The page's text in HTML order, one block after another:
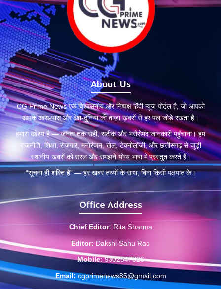
About Us
CG Prime News एक विश्वसनीय और निष्पक्ष हिंदी न्यूज़ पोर्टल है, जो आपको
आपके आस-पास और देश-दुनिया की ताज़ा ख़बरों से हर पल जोड़े रखता है।
हमारा उद्देश्य है — जनता तक सही, सटीक और भरोसेमंद जानकारी पहुँचाना। हम
राजनीति, शिक्षा, रोजगार, मनोरंजन, खेल, टेक्नोलॉजी, और छत्तीसगढ़ से जुड़ी
स्थानीय खबरों को सरल और समझने योग्य भाषा में प्रस्तुत करते हैं।
“सूचना ही शक्ति है” — हर खबर तथ्यों के साथ, बिना किसी पक्षपात के।
Office Address
Chief Editor: Rita Sharma
Editor: Dakshi Sahu Rao
Mobile: 9302547826
Email: cgprimenews85@gmail.com